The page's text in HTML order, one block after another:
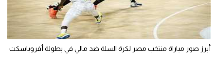
أبرز صور مباراة منتخب مصر لكرة السلة ضد مالي في بطولة أفروباسكت